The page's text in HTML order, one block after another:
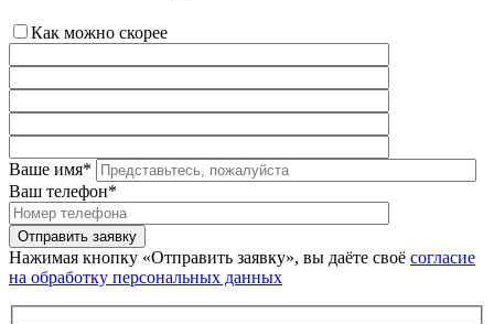
Как можно скорее
Ваше имя*
Ваш телефон*
Нажимая кнопку «Отправить заявку», вы даёте своё согласие
на обработку персональных данных